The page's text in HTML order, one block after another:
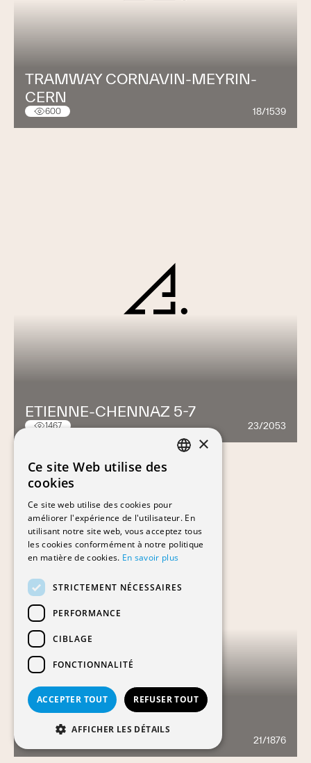
TRAMWAY CORNAVIN-MEYRIN-
CERN
600 18/1539
ETIENNE-CHENNAZ 5-7
1467 23/2053
TRIANGLE DE L'ETRAZ
21/1876
×
Ce site Web utilise des
cookies
Ce site web utilise des cookies pour
améliorer l'expérience de l'utilisateur. En
utilisant notre site web, vous acceptez tous
les cookies conformément à notre politique
en matière de cookies. En savoir plus
STRICTEMENT NÉCESSAIRES
PERFORMANCE
CIBLAGE
FONCTIONNALITÉ
ACCEPTER TOUT REFUSER TOUT
AFFICHER LES DÉTAILS